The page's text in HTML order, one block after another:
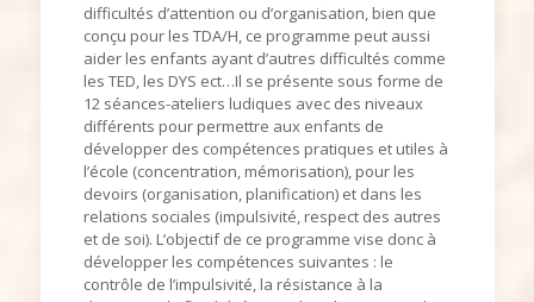
difficultés d’attention ou d’organisation, bien que
conçu pour les TDA/H, ce programme peut aussi
aider les enfants ayant d’autres difficultés comme
les TED, les DYS ect…Il se présente sous forme de
12 séances-ateliers ludiques avec des niveaux
différents pour permettre aux enfants de
développer des compétences pratiques et utiles à
l’école (concentration, mémorisation), pour les
devoirs (organisation, planification) et dans les
relations sociales (impulsivité, respect des autres
et de soi). L’objectif de ce programme vise donc à
développer les compétences suivantes : le
contrôle de l’impulsivité, la résistance à la